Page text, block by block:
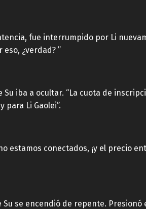
fue interrumpido por Li
¿verdad? ”
Su iba a ocultar. “La cuota de
Li Gaolei”.
no estamos conectados, ¡y el precio
se encendió de repente.